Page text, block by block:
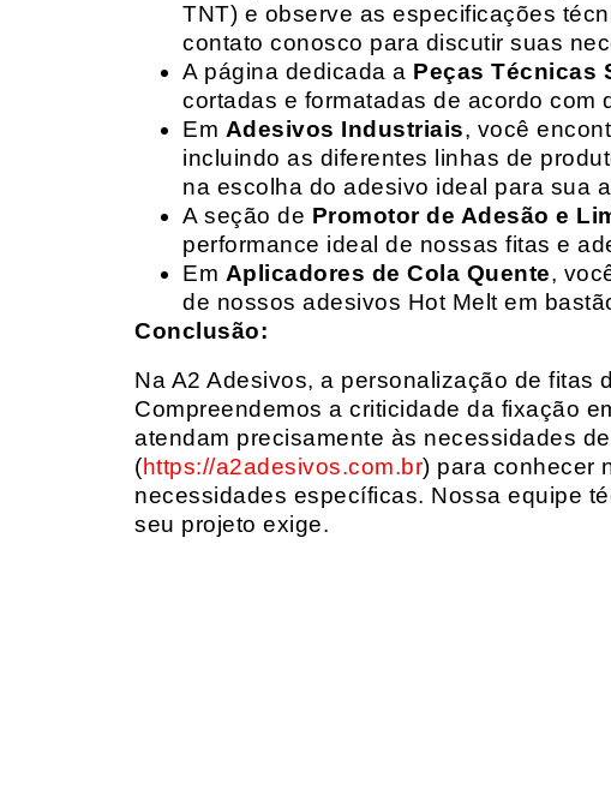
TNT) e observe as especificações
contato conosco para discutir suas
A página dedicada a Peças Técnicas
cortadas e formatadas de acordo
Em Adesivos Industriais, você
incluindo as diferentes linhas de
na escolha do adesivo ideal para sua
A seção de Promotor de Adesão e
performance ideal de nossas fitas e
Em Aplicadores de Cola Quente,
de nossos adesivos Hot Melt em
Conclusão:
Na A2 Adesivos, a personalização de
Compreendemos a criticidade da fixação
atendam precisamente às necessidades
(https://a2adesivos.com.br) para conhecer
necessidades específicas. Nossa equipe
seu projeto exige.